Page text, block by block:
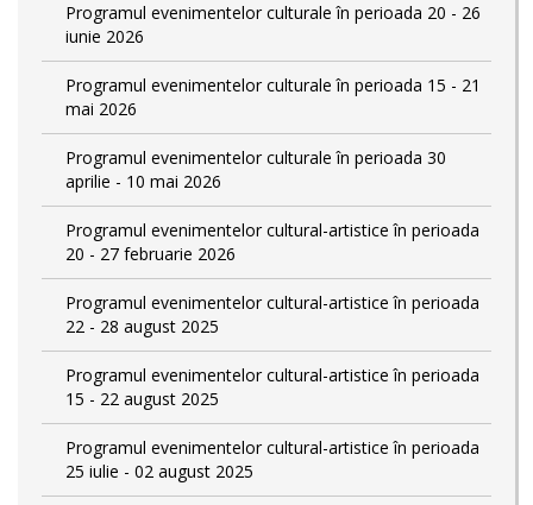
Programul evenimentelor culturale în perioada 20 - 26
iunie 2026
Programul evenimentelor culturale în perioada 15 - 21
mai 2026
Programul evenimentelor culturale în perioada 30
aprilie - 10 mai 2026
Programul evenimentelor cultural-artistice în perioada
20 - 27 februarie 2026
Programul evenimentelor cultural-artistice în perioada
22 - 28 august 2025
Programul evenimentelor cultural-artistice în perioada
15 - 22 august 2025
Programul evenimentelor cultural-artistice în perioada
25 iulie - 02 august 2025